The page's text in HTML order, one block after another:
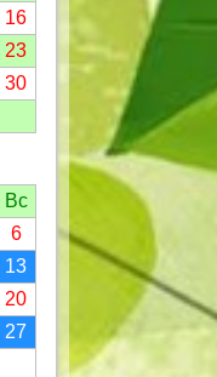
16
23
30
Вс
6
13
20
27